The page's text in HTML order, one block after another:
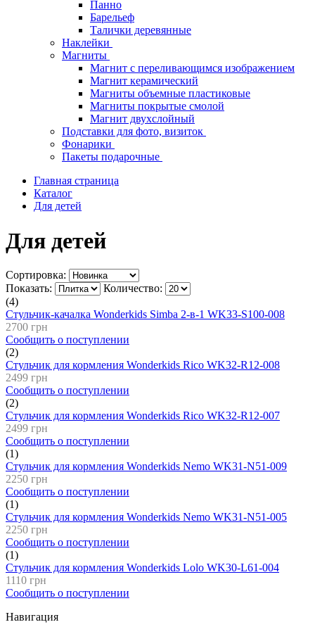
Панно
Барельеф
Талички деревянные
Наклейки
Магниты
Магнит с переливающимся изображением
Магнит керамический
Магниты объемные пластиковые
Магниты покрытые смолой
Магнит двухслойный
Подставки для фото, визиток
Фонарики
Пакеты подарочные
Главная страница
Каталог
Для детей
Для детей
Сортировка:
Показать:
Количество:
(4)
Стульчик-качалка Wonderkids Simba 2-в-1 WK33-S100-008
2700 грн
Сообщить о поступлении
(2)
Стульчик для кормления Wonderkids Rico WK32-R12-008
2499 грн
Сообщить о поступлении
(2)
Стульчик для кормления Wonderkids Rico WK32-R12-007
2499 грн
Сообщить о поступлении
(1)
Стульчик для кормления Wonderkids Nemo WK31-N51-009
2250 грн
Сообщить о поступлении
(1)
Стульчик для кормления Wonderkids Nemo WK31-N51-005
2250 грн
Сообщить о поступлении
(1)
Стульчик для кормления Wonderkids Lolo WK30-L61-004
1110 грн
Сообщить о поступлении
Навигация